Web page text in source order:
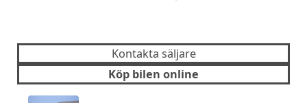
Kontakta säljare
Köp bilen online